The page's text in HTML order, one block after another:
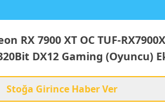
RX 7900 XT OC TUF-
DX12 Gaming (Oyuncu)
Stoğa Girince Haber Ver